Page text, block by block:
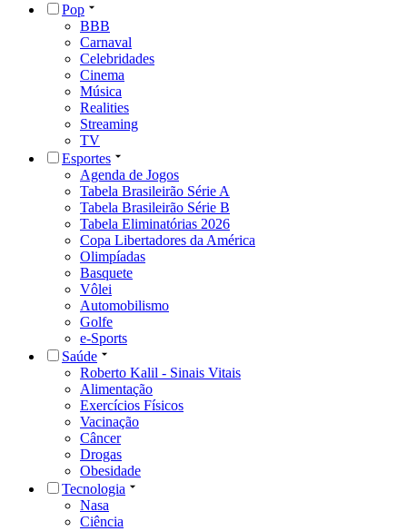
Pop
BBB
Carnaval
Celebridades
Cinema
Música
Realities
Streaming
TV
Esportes
Agenda de Jogos
Tabela Brasileirão Série A
Tabela Brasileirão Série B
Tabela Eliminatórias 2026
Copa Libertadores da América
Olimpíadas
Basquete
Vôlei
Automobilismo
Golfe
e-Sports
Saúde
Roberto Kalil - Sinais Vitais
Alimentação
Exercícios Físicos
Vacinação
Câncer
Drogas
Obesidade
Tecnologia
Nasa
Ciência